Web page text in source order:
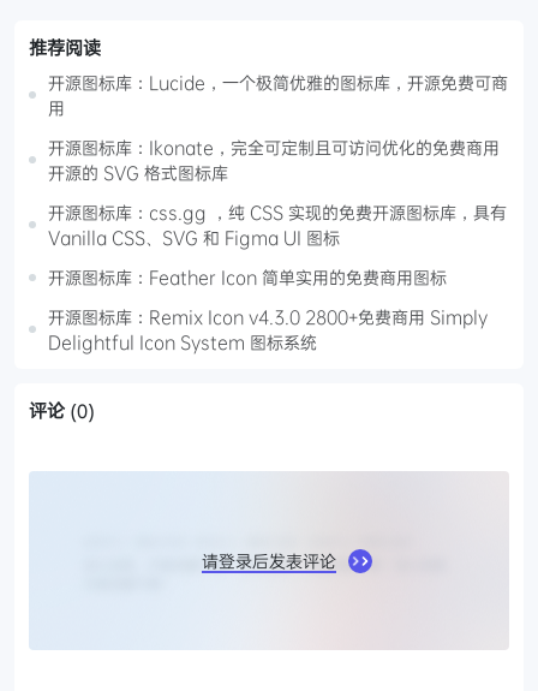
推荐阅读
开源图标库：Lucide，一个极简优雅的图标库，开源免费可商
用
开源图标库：Ikonate，完全可定制且可访问优化的免费商用
开源的 SVG 格式图标库
开源图标库：css.gg ，纯 CSS 实现的免费开源图标库，具有
Vanilla CSS、SVG 和 Figma UI 图标
开源图标库：Feather Icon 简单实用的免费商用图标
开源图标库：Remix Icon v4.3.0 2800+免费商用 Simply
Delightful Icon System 图标系统
评论 (0)
请登录后发表评论